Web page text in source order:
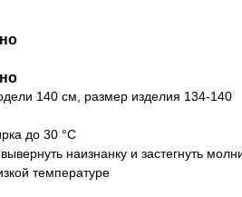
140 см, размер изделия 134-140
до 30 °C
наизнанку и застегнуть
температуре